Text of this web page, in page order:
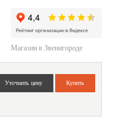
Магазин в Звенигороде